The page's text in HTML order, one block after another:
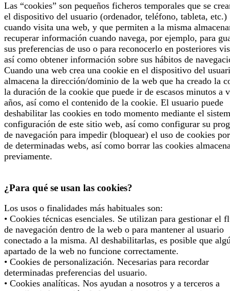
Las “cookies” son pequeños ficheros temporales que se
el dispositivo del usuario (ordenador, teléfono, tableta, etc.)
cuando visita una web, y que permiten a la misma
recuperar información cuando navega, por ejemplo, para
sus preferencias de uso o para reconocerlo en posteriores
así como obtener información sobre sus hábitos de
Cuando una web crea una cookie en el dispositivo del
almacena la dirección/dominio de la web que ha creado la
la duración de la cookie que puede ir de escasos minutos a
años, así como el contenido de la cookie. El usuario puede
deshabilitar las cookies en todo momento mediante el
configuración de este sitio web, así como configurar su
de navegación para impedir (bloquear) el uso de cookies
de determinadas webs, así como borrar las cookies
previamente.
¿Para qué se usan las cookies?
Los usos o finalidades más habituales son:
• Cookies técnicas esenciales. Se utilizan para gestionar el
de navegación dentro de la web o para mantener al usuario
conectado a la misma. Al deshabilitarlas, es posible que
apartado de la web no funcione correctamente.
• Cookies de personalización. Necesarias para recordar
determinadas preferencias del usuario.
• Cookies analíticas. Nos ayudan a nosotros y a terceros a